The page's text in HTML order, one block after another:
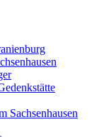
Sachsenhausen